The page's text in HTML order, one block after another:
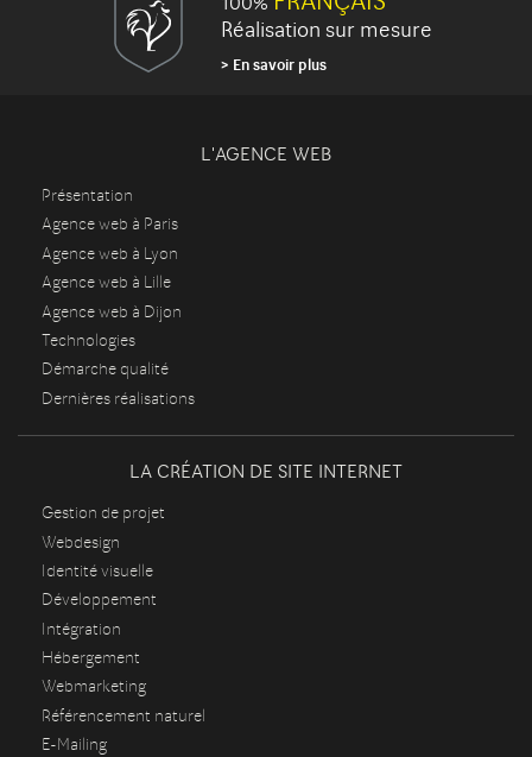
Réalisation sur mesure
En savoir plus
L'AGENCE WEB
Présentation
Agence web à Paris
Agence web à Lyon
Agence web à Lille
Agence web à Dijon
Technologies
Démarche qualité
Dernières réalisations
LA CRÉATION DE SITE INTERNET
Gestion de projet
Webdesign
Identité visuelle
Développement
Intégration
Hébergement
Webmarketing
Référencement naturel
E-Mailing